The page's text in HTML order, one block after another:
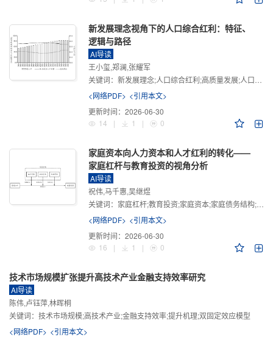
新发展理念视角下的人口综合红利：特征、
逻辑与路径
AI导读
王小玺,郑澜,张耀军
关键词： 新发展理念;人口综合红利;高质量发展;人口政策;中国式现代化
<网络PDF> <引用本文>
更新时间： 2026-06-30
14
| 1 | 0
家庭资本向人力资本和人才红利的转化——
家庭杠杆与教育投资的视角分析
AI导读
祝伟,马千惠,吴继煜
关键词： 家庭杠杆;教育投资;家庭资本;家庭债务结构;CHFS
<网络PDF> <引用本文>
更新时间： 2026-06-30
16
| 1 | 0
技术市场规模扩张提升高技术产业金融支持效率研究
AI导读
陈伟,卢钰萍,林晖桐
关键词： 技术市场规模;高技术产业;金融支持效率;提升机理;双固定效应模型
<网络PDF> <引用本文>